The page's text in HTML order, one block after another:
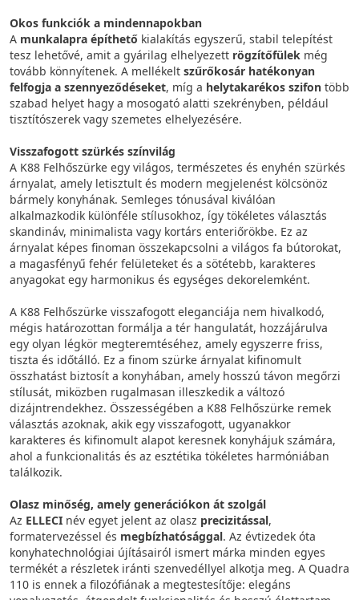
Okos funkciók a mindennapokban
A munkalapra építhető kialakítás egyszerű, stabil telepítést
tesz lehetővé, amit a gyárilag elhelyezett rögzítőfülek még
tovább könnyítenek. A mellékelt szűrőkosár hatékonyan
felfogja a szennyeződéseket, míg a helytakarékos szifon több
szabad helyet hagy a mosogató alatti szekrényben, például
tisztítószerek vagy szemetes elhelyezésére.
Visszafogott szürkés színvilág
A K88 Felhőszürke egy világos, természetes és enyhén szürkés
árnyalat, amely letisztult és modern megjelenést kölcsönöz
bármely konyhának. Semleges tónusával kiválóan
alkalmazkodik különféle stílusokhoz, így tökéletes választás
skandináv, minimalista vagy kortárs enteriőrökbe. Ez az
árnyalat képes finoman összekapcsolni a világos fa bútorokat,
a magasfényű fehér felületeket és a sötétebb, karakteres
anyagokat egy harmonikus és egységes dekorelemként.
A K88 Felhőszürke visszafogott eleganciája nem hivalkodó,
mégis határozottan formálja a tér hangulatát, hozzájárulva
egy olyan légkör megteremtéséhez, amely egyszerre friss,
tiszta és időtálló. Ez a finom szürke árnyalat kifinomult
összhatást biztosít a konyhában, amely hosszú távon megőrzi
stílusát, miközben rugalmasan illeszkedik a változó
dizájntrendekhez. Összességében a K88 Felhőszürke remek
választás azoknak, akik egy visszafogott, ugyanakkor
karakteres és kifinomult alapot keresnek konyhájuk számára,
ahol a funkcionalitás és az esztétika tökéletes harmóniában
találkozik.
Olasz minőség, amely generációkon át szolgál
Az ELLECI név egyet jelent az olasz precizitással,
formatervezéssel és megbízhatósággal. Az évtizedek óta
konyhatechnológiai újításairól ismert márka minden egyes
termékét a részletek iránti szenvedéllyel alkotja meg. A Quadra
110 is ennek a filozófiának a megtestesítője: elegáns